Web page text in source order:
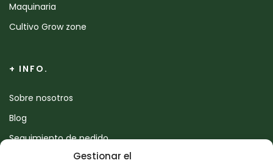
Gestionar el
Maquinaria
Cultivo Grow zone
+ INFO.
Sobre nosotros
Blog
Seguimiento de pedido